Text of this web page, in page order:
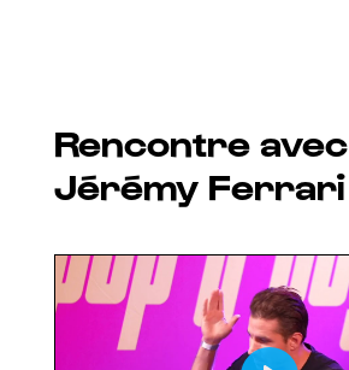
Rencontre avec
Jérémy Ferrari